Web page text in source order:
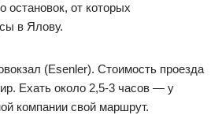
остановок, от которых
в Ялову.
(Esenler). Стоимость проезда
Ехать около 2,5-3 часов — у
компании свой маршрут.